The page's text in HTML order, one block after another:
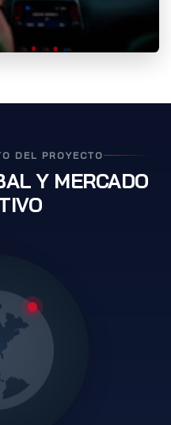
DEL PROYECTO
Y MERCADO